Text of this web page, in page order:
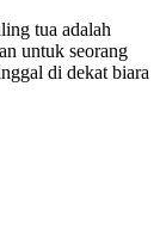
tua adalah
untuk seorang
di dekat biara